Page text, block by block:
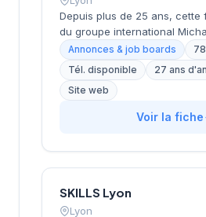
Depuis plus de 25 ans, cette
du groupe international
accompagne les entreprises
dans leurs projets de
dans le 3e arrondissement
quartier Part-Dieu, le cabinet
l'ensemble des métiers et
avec une approche
structure s'appuie sur le
Michael Page présent dans
Annonces & job boards
Tél. disponible
27 ans
Site web
Voir la fiche
SKILLS Lyon
Lyon